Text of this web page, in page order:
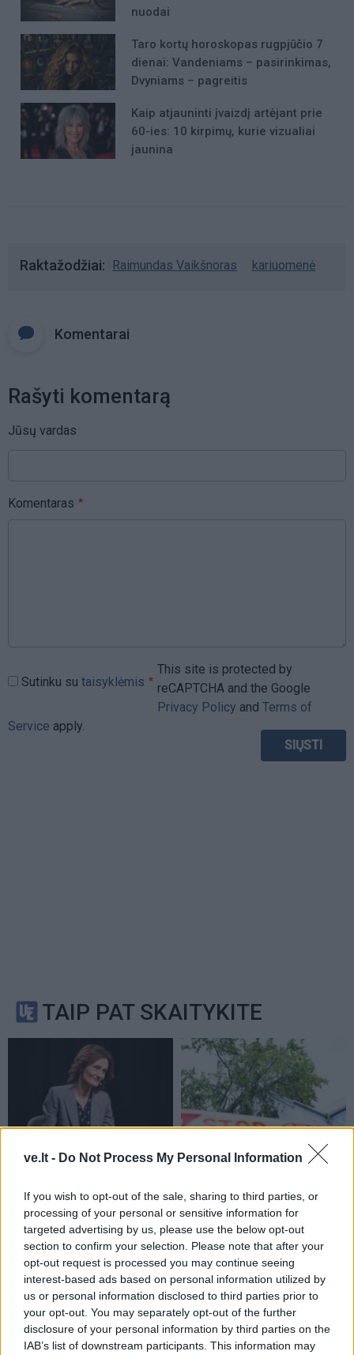
ve.lt - Do Not Process My Personal Information
If you wish to opt-out of the sale, sharing to third parties, or
processing of your personal or sensitive information for
targeted advertising by us, please use the below opt-out
section to confirm your selection. Please note that after your
opt-out request is processed you may continue seeing
interest-based ads based on personal information utilized by
us or personal information disclosed to third parties prior to
your opt-out. You may separately opt-out of the further
disclosure of your personal information by third parties on the
IAB’s list of downstream participants. This information may
nuodai
Taro kortų horoskopas rugpjūčio 7
dienai: Vandeniams – pasirinkimas,
Dvyniams – pagreitis
Kaip atjauninti įvaizdį artėjant prie
60-ies: 10 kirpimų, kurie vizualiai
jaunina
Raktažodžiai Raimundas Vaikšnoras kariuomenė
Komentarai
Rašyti komentarą
Jūsų vardas
Komentaras
Sutinku su taisyklėmis
This site is protected by
reCAPTCHA and the Google
Privacy Policy and Terms of
Service apply.
TAIP PAT SKAITYKITE
Lietuva
neatmeta idėjos
kandidatuoti į
prezidentus(12)
Lietuva
nuverstų medžių į
iškvietimus vyko beveik
50 kartų